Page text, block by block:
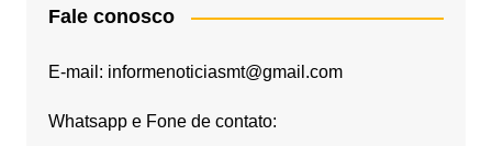
Fale conosco
E-mail: informenoticiasmt@gmail.com
Whatsapp e Fone de contato: